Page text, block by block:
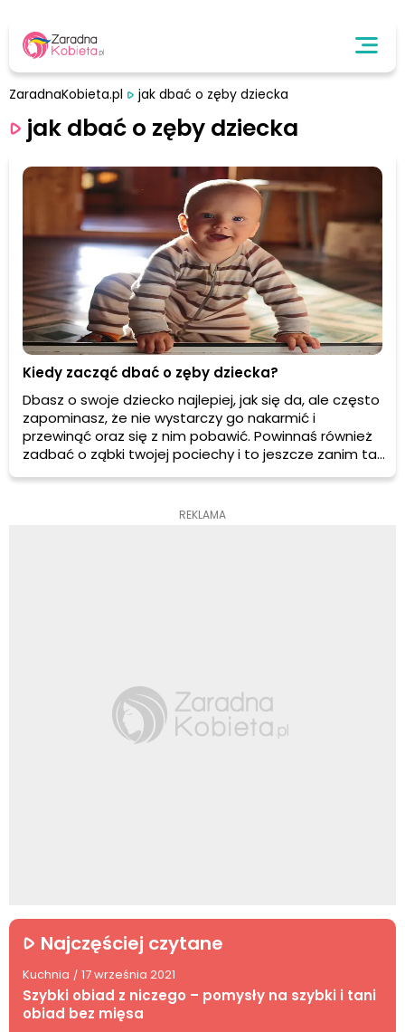
ZaradnaKobieta.pl jak dbać o zęby dziecka
jak dbać o zęby dziecka
Kiedy zacząć dbać o zęby dziecka?
Dbasz o swoje dziecko najlepiej, jak się da, ale często
zapominasz, że nie wystarczy go nakarmić i
przewinąć oraz się z nim pobawić. Powinnaś również
zadbać o ząbki twojej pociechy i to jeszcze zanim tak
naprawdę się wyrżną.
REKLAMA
Najczęściej czytane
Kuchnia / 17 września 2021
Szybki obiad z niczego – pomysły na szybki i tani
obiad bez mięsa